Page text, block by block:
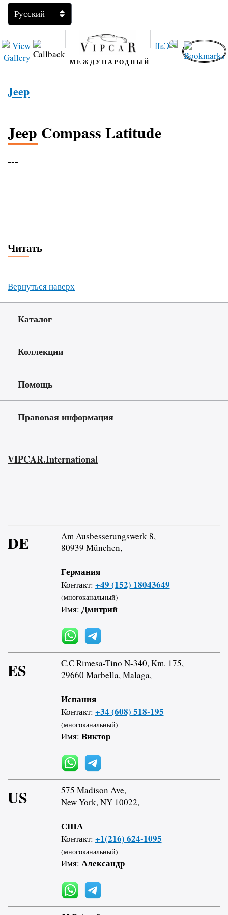
МЕЖДУНАРОДНЫЙ
Jeep
Jeep Compass Latitude
---
Читать
Вернуться наверх
Каталог
Коллекции
Помощь
Правовая информация
VIPCAR.International
DE
Am Ausbesserungswerk 8,
80939 München,
Германия
Контакт: +49 (152) 18043649
(многоканальный)
Имя: Дмитрий
ES
C.C Rimesa-Tino N-340, Km. 175,
29660 Marbella, Malaga,
Испания
Контакт: +34 (608) 518-195
(многоканальный)
Имя: Виктор
US
575 Madison Ave,
New York, NY 10022,
США
Контакт: +1(216) 624-1095
(многоканальный)
Имя: Александр